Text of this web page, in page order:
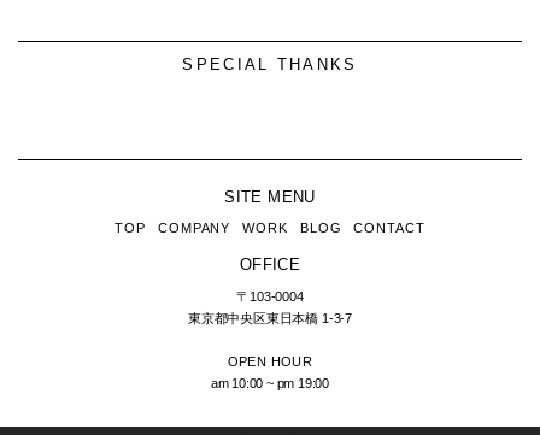
SPECIAL THANKS
SITE MENU
TOP COMPANY WORK BLOG CONTACT
OFFICE
〒103-0004
東京都中央区東日本橋 1-3-7
OPEN HOUR
am 10:00 ~ pm 19:00